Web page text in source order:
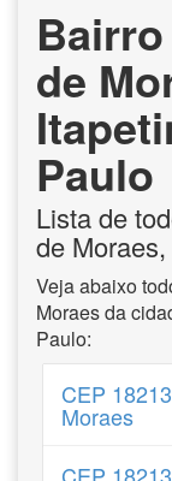
de
Paulo
Lista de
de
Veja abaixo
Moraes da
Paulo:
CEP
Moraes